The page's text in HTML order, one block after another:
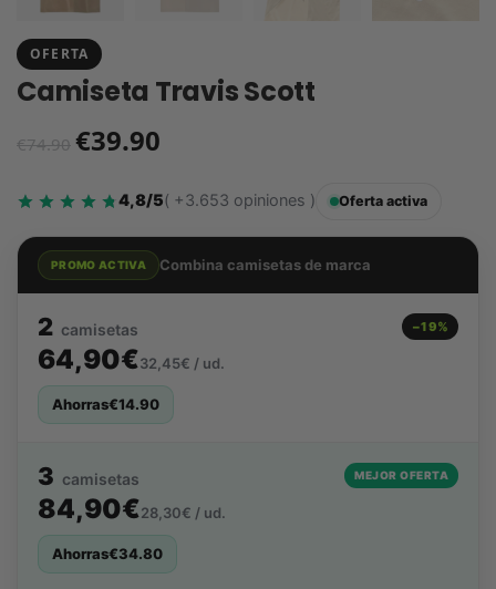
OFERTA
Camiseta Travis Scott
€74.90 €39.90
4,8/5( +3.653 opiniones ) Oferta activa
PROMO ACTIVA Combina camisetas de marca
2 camisetas −19%
64,90€32,45€ / ud.
Ahorras€14.90
3 camisetas MEJOR OFERTA
84,90€28,30€ / ud.
Ahorras€34.80